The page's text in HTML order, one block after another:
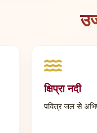
क्षिप्रा नदी
पवित्र जल से